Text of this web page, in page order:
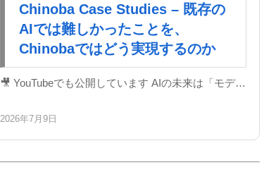
Chinoba Case Studies – 既存の
AIでは難しかったことを、
Chinobaではどう実現するのか
🎥 YouTubeでも公開しています AIの未来は「モデ…
2026年7月9日